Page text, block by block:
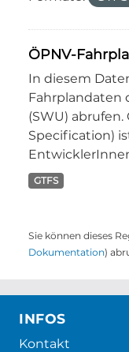
ÖPNV-
In diesem
Fahrplandaten
(SWU) abrufen.
Specification)
GTFS
Sie können dieses
Dokumentation)
INFOS
Kontakt